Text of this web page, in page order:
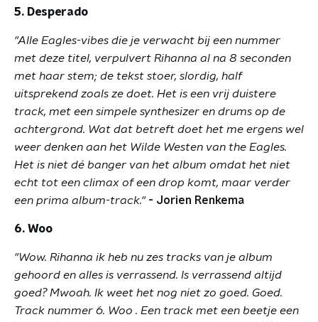
5. Desperado
"Alle Eagles-vibes die je verwacht bij een nummer
met deze titel, verpulvert Rihanna al na 8 seconden
met haar stem; de tekst stoer, slordig, half
uitsprekend zoals ze doet. Het is een vrij duistere
track, met een simpele synthesizer en drums op de
achtergrond. Wat dat betreft doet het me ergens wel
weer denken aan het Wilde Westen van the Eagles.
Het is niet dé banger van het album omdat het niet
echt tot een climax of een drop komt, maar verder
een prima album-track." - Jorien Renkema
6. Woo
"Wow. Rihanna ik heb nu zes tracks van je album
gehoord en alles is verrassend. Is verrassend altijd
goed? Mwoah. Ik weet het nog niet zo goed. Goed.
Track nummer 6. Woo . Een track met een beetje een